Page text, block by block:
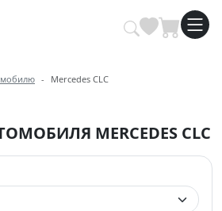
шины
Mercedes CLC
MERCEDES CLC